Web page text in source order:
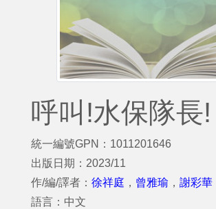
呼叫!水保隊長!
統一編號GPN：1011201646
出版日期：2023/11
作/編/譯者： 徐祥庭 ， 曾雅瑜 ， 謝彩華
語言：中文